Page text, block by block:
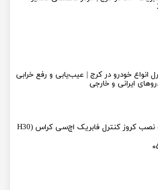
انواع خودرو در کرج | عیب‌یابی و رفع خرابی
ایرانی و خارجی
راهنمای خرید و نصب کروز کنترل فابریک اچ‌سی کراس (H30